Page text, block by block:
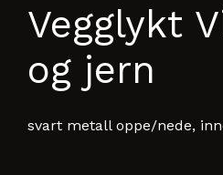
Vegglykt
og jern
svart metall oppe/nede,